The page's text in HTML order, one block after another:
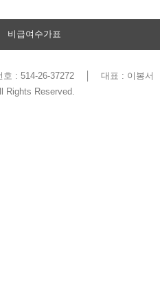
비급여수가표
호 : 514-26-37272
대표 : 이봉서
Rights Reserved.